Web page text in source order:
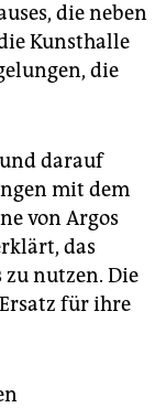
die neben
Kunsthalle
die
darauf
mit dem
von Argos
das
nutzen. Die
für ihre